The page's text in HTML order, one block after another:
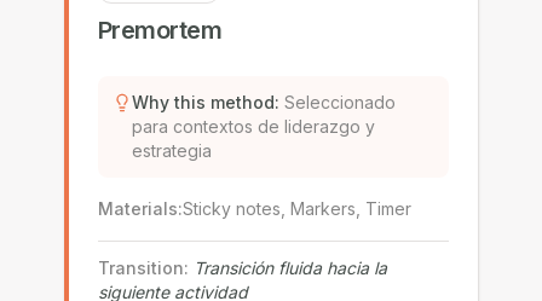
Premortem
Why this method: Seleccionado
para contextos de liderazgo y
estrategia
Materials:Sticky notes, Markers, Timer
Transition: Transición fluida hacia la
siguiente actividad